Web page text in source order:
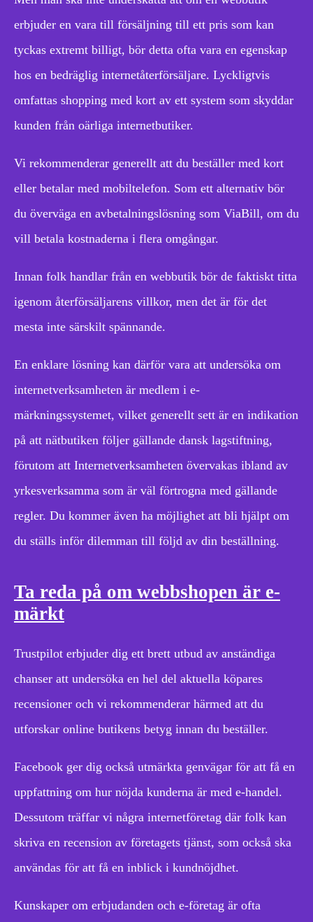
erbjuder en vara till försäljning till ett pris som kan
tyckas extremt billigt, bör detta ofta vara en egenskap
hos en bedräglig internetåterförsäljare. Lyckligtvis
omfattas shopping med kort av ett system som skyddar
kunden från oärliga internetbutiker.
Vi rekommenderar generellt att du beställer med kort
eller betalar med mobiltelefon. Som ett alternativ bör
du överväga en avbetalningslösning som ViaBill, om du
vill betala kostnaderna i flera omgångar.
Innan folk handlar från en webbutik bör de faktiskt titta
igenom återförsäljarens villkor, men det är för det
mesta inte särskilt spännande.
En enklare lösning kan därför vara att undersöka om
internetverksamheten är medlem i e-
märkningssystemet, vilket generellt sett är en indikation
på att nätbutiken följer gällande dansk lagstiftning,
förutom att Internetverksamheten övervakas ibland av
yrkesverksamma som är väl förtrogna med gällande
regler. Du kommer även ha möjlighet att bli hjälpt om
du ställs inför dilemman till följd av din beställning.
Ta reda på om webbshopen är e-
märkt
Trustpilot erbjuder dig ett brett utbud av anständiga
chanser att undersöka en hel del aktuella köpares
recensioner och vi rekommenderar härmed att du
utforskar online butikens betyg innan du beställer.
Facebook ger dig också utmärkta genvägar för att få en
uppfattning om hur nöjda kunderna är med e-handel.
Dessutom träffar vi några internetföretag där folk kan
skriva en recension av företagets tjänst, som också ska
användas för att få en inblick i kundnöjdhet.
Kunskaper om erbjudanden och e-företag är ofta